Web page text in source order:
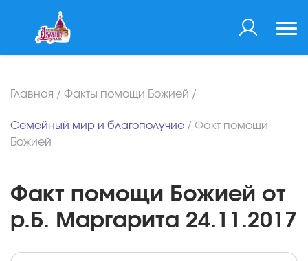
Главная / Факты помощи Божией /
Семейный мир и благополучие / Факт помощи
Божией
Факт помощи Божией от
р.Б. Маргарита 24.11.2017